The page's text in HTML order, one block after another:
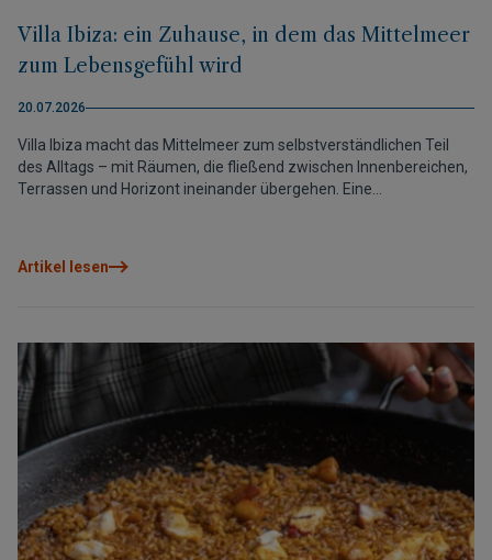
Villa Ibiza: ein Zuhause, in dem das Mittelmeer
zum Lebensgefühl wird
20.07.2026
Villa Ibiza macht das Mittelmeer zum selbstverständlichen Teil
des Alltags – mit Räumen, die fließend zwischen Innenbereichen,
Terrassen und Horizont ineinander übergehen. Eine
Artikel lesen